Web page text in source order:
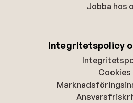
Jobba hos
Integritetspolicy
Cookies